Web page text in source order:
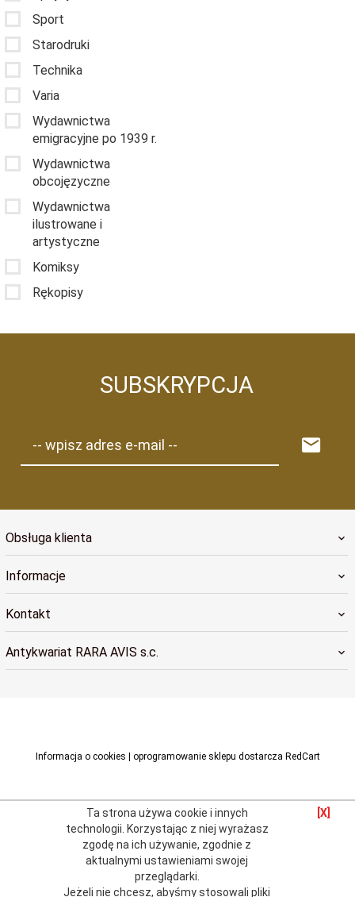
Sport
Starodruki
Technika
Varia
Wydawnictwa
emigracyjne po 1939 r.
Wydawnictwa
obcojęzyczne
Wydawnictwa
ilustrowane i
artystyczne
Komiksy
Rękopisy
SUBSKRYPCJA
-- wpisz adres e-mail --
Obsługa klienta
Informacje
Kontakt
Antykwariat RARA AVIS s.c.
Informacja o cookies oprogramowanie sklepu dostarcza RedCart
Ta strona używa cookie i innych
technologii. Korzystając z niej wyrażasz
zgodę na ich używanie, zgodnie z
aktualnymiustawieniami swojej
przeglądarki
Jeżeli nie chcesz, abyśmy stosowali pliki
[X]